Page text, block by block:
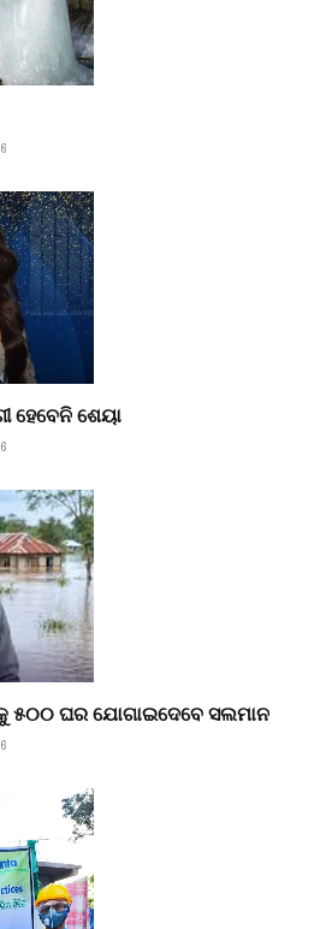
ହେବେନି ଶେୟା
୫୦୦ ଘର ଯୋଗାଇଦେବେ ସଲମାନ